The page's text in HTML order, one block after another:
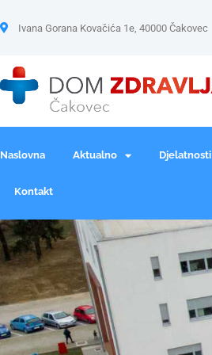
Ivana Gorana Kovačića 1e, 40000 Čakovec
Naslovna Aktualno Djelatnosti
Kontakt